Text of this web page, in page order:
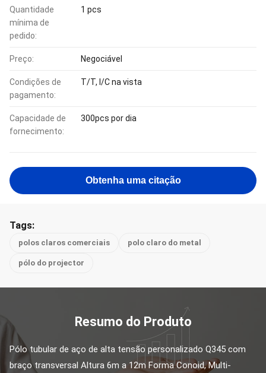
Quantidade
mínima de
pedido:
1 pcs
Preço: Negociável
Condições de
pagamento:
T/T, l/C na vista
Capacidade de
fornecimento:
300pcs por dia
Obtenha uma citação
Tags:
polos claros comerciais polo claro do metal
pólo do projector
Resumo do Produto
Pólo tubular de aço de alta tensão personalizado Q345 com
braço transversal Altura 6m a 12m Forma Conoid, Multi-